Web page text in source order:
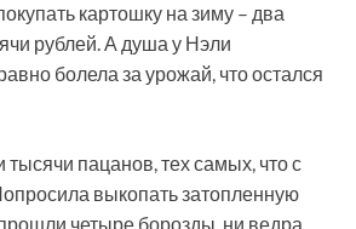
картошку на зиму – два
рублей. А душа у Нэли
болела за урожай, что остался
тысячи пацанов, тех самых, что с
выкопать затопленную
четыре борозды, ни ведра